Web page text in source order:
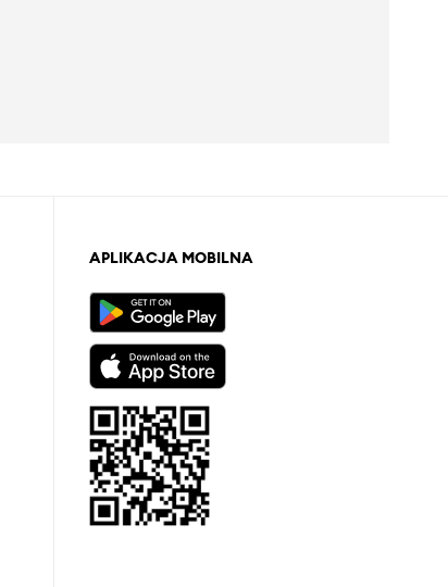
APLIKACJA MOBILNA